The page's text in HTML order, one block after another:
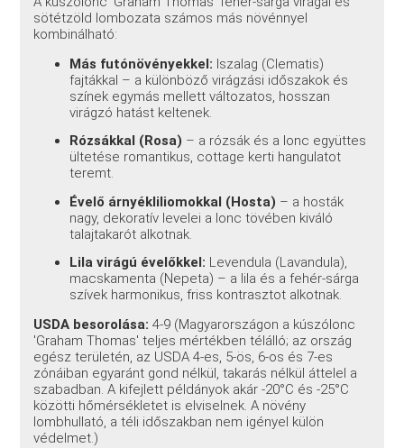
sötétzöld lombozata számos más növénnyel
kombinálható:
Más futónövényekkel: Iszalag (Clematis)
fajtákkal – a különböző virágzási időszakok és
színek egymás mellett változatos, hosszan
virágzó hatást keltenek.
Rózsákkal (Rosa) – a rózsák és a lonc együttes
ültetése romantikus, cottage kerti hangulatot
teremt.
Évelő árnyékliliomokkal (Hosta) – a hosták
nagy, dekoratív levelei a lonc tövében kiváló
talajtakarót alkotnak.
Lila virágú évelőkkel: Levendula (Lavandula),
macskamenta (Nepeta) – a lila és a fehér-sárga
szívek harmonikus, friss kontrasztot alkotnak.
USDA besorolása: 4-9 (Magyarországon a kúszólonc
'Graham Thomas' teljes mértékben télálló; az ország
egész területén, az USDA 4-es, 5-ös, 6-os és 7-es
zónáiban egyaránt gond nélkül, takarás nélkül áttelel a
szabadban. A kifejlett példányok akár -20°C és -25°C
közötti hőmérsékletet is elviselnek. A növény
lombhullató, a téli időszakban nem igényel külön
védelmet.)